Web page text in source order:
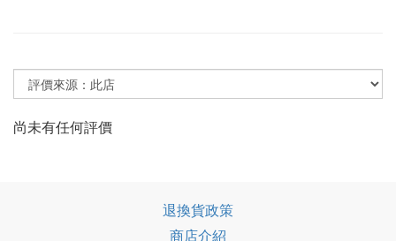
尚未有任何評價
退換貨政策
商店介紹